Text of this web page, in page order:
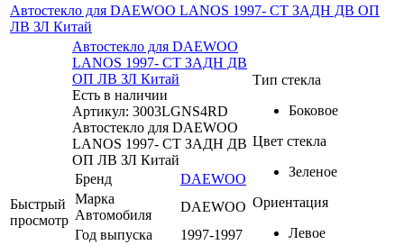
Автостекло для DAEWOO LANOS 1997- СТ ЗАДН ДВ ОП
ЛВ ЗЛ Китай
Быстрый
просмотр
Автостекло для DAEWOO
LANOS 1997- СТ ЗАДН ДВ
ОП ЛВ ЗЛ Китай
Есть в наличии
Артикул: 3003LGNS4RD
Автостекло для DAEWOO
LANOS 1997- СТ ЗАДН ДВ
ОП ЛВ ЗЛ Китай
Бренд
DAEWOO
Марка
Автомобиля
DAEWOO
Год выпуска
1997-1997
Тип стекла
Боковое
Цвет стекла
Зеленое
Ориентация
Левое